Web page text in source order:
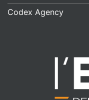
Codex Agency